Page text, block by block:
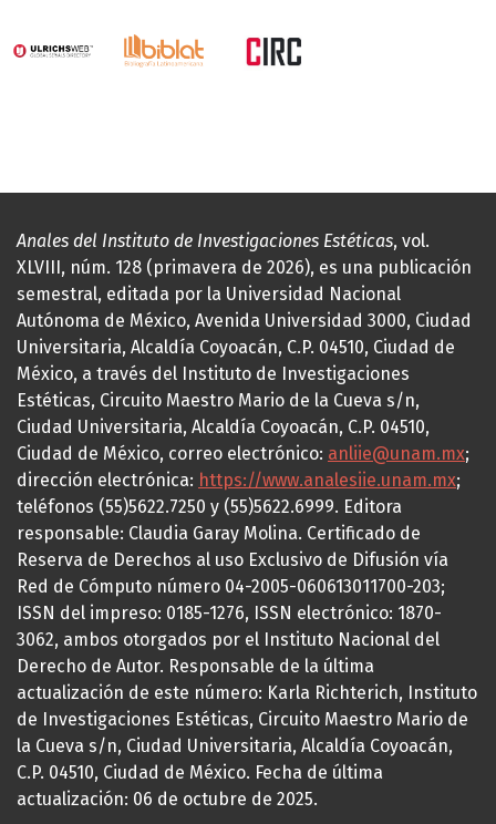
Anales del Instituto de Investigaciones Estéticas, vol.
XLVIII, núm. 128 (primavera de 2026), es una publicación
semestral, editada por la Universidad Nacional
Autónoma de México, Avenida Universidad 3000, Ciudad
Universitaria, Alcaldía Coyoacán, C.P. 04510, Ciudad de
México, a través del Instituto de Investigaciones
Estéticas, Circuito Maestro Mario de la Cueva s/n,
Ciudad Universitaria, Alcaldía Coyoacán, C.P. 04510,
Ciudad de México, correo electrónico: anliie@unam.mx;
dirección electrónica: https://www.analesiie.unam.mx;
teléfonos (55)5622.7250 y (55)5622.6999. Editora
responsable: Claudia Garay Molina. Certificado de
Reserva de Derechos al uso Exclusivo de Difusión vía
Red de Cómputo número 04-2005-060613011700-203;
ISSN del impreso: 0185-1276, ISSN electrónico: 1870-
3062, ambos otorgados por el Instituto Nacional del
Derecho de Autor. Responsable de la última
actualización de este número: Karla Richterich, Instituto
de Investigaciones Estéticas, Circuito Maestro Mario de
la Cueva s/n, Ciudad Universitaria, Alcaldía Coyoacán,
C.P. 04510, Ciudad de México. Fecha de última
actualización: 06 de octubre de 2025.